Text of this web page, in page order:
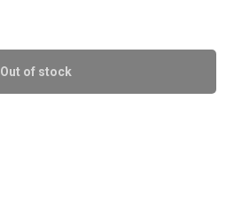
Out of stock